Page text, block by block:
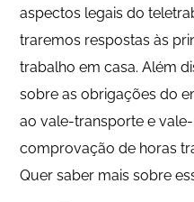
aspectos legais do
traremos respostas às
trabalho em casa. Além
sobre as obrigações do
ao vale-transporte e
comprovação de horas
Quer saber mais sobre